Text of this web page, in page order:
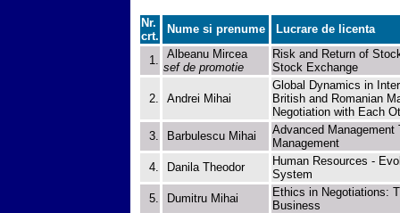
Nr.
crt.
Nume si prenume Lucrare de licenta
1.
Albeanu Mircea
sef de promotie
Risk and Return of
Stock Exchange
2. Andrei Mihai
Global Dynamics in
British and Romanian
Negotiation with Each
3.
Barbulescu Mihai
Advanced Management
Management
4.
Danila Theodor
Human Resources -
System
5.
Dumitru Mihai
Ethics in Negotiations:
Business